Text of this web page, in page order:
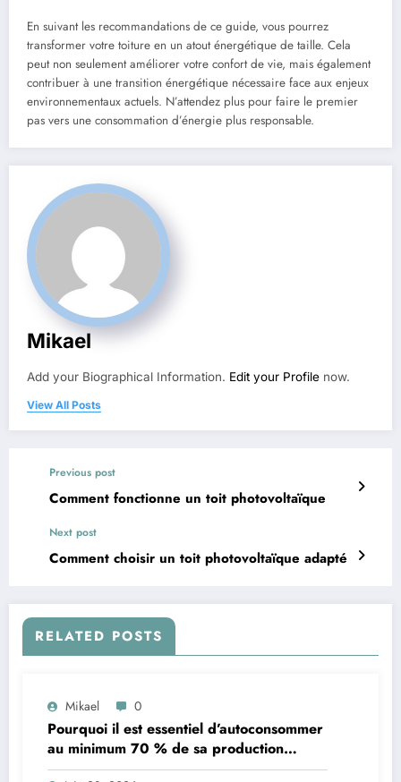
En suivant les recommandations de ce guide, vous pourrez
transformer votre toiture en un atout énergétique de taille. Cela
peut non seulement améliorer votre confort de vie, mais également
contribuer à une transition énergétique nécessaire face aux enjeux
environnementaux actuels. N’attendez plus pour faire le premier
pas vers une consommation d’énergie plus responsable.
Mikael
Add your Biographical Information. Edit your Profile now.
View All Posts
Previous post
Comment fonctionne un toit photovoltaïque
Next post
Comment choisir un toit photovoltaïque adapté
RELATED POSTS
Mikael 0
Pourquoi il est essentiel d’autoconsommer
au minimum 70 % de sa production
d’électricité solaire : enjeux et solutions